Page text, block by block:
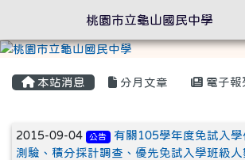
本站消息 分月文章 電子報
文章列表
2015-09-04 公告
有關105學年度免試入
測驗、積分採計調查、優先免試入學班級
桃園市立龜山國民中學